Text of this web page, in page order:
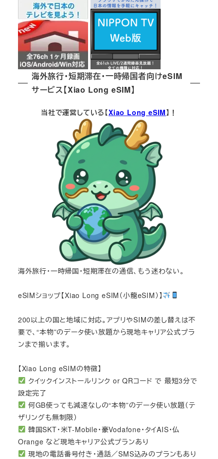
海外旅行・短期滞在・一時帰国者向けeSIM
サービス【Xiao Long eSIM】
当社で運営している【Xiao Long eSIM】！
海外旅行・一時帰国・短期滞在の通信、もう迷わない。
eSIMショップ【Xiao Long eSIM（小龍eSIM）】
200以上の国と地域に対応。アプリやSIMの差し替えは不
要で、“本物”のデータ使い放題から現地キャリア公式プラ
ンまで揃います。
【Xiao Long eSIMの特徴】
クイックインストールリンク or QRコード で 最短3分で
設定完了
何GB使っても減速なしの“本物”のデータ使い放題（テ
ザリングも無制限）
韓国SKT・米T-Mobile・豪Vodafone・タイAIS・仏
Orange など現地キャリア公式プランあり
現地の電話番号付き・通話／SMS込みのプランもあり